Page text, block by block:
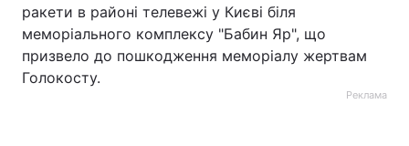
ракети в районі телевежі у Києві біля
меморіального комплексу "Бабин Яр", що
призвело до пошкодження меморіалу жертвам
Голокосту.
Реклама